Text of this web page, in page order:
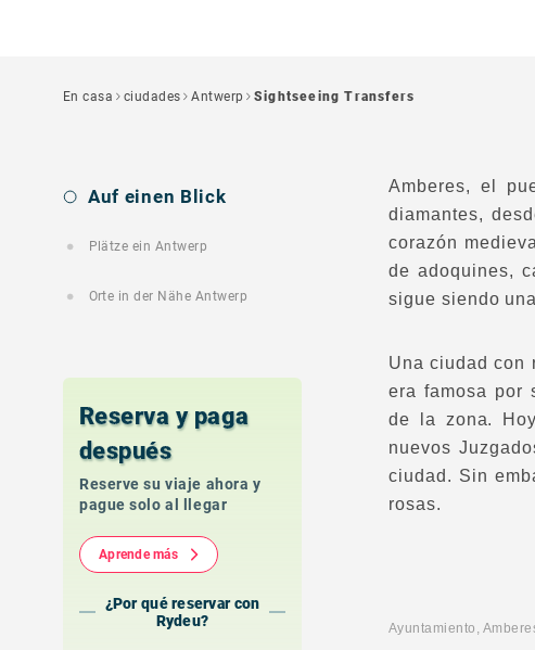
En casa ciudades Antwerp Sightseeing Transfers
Auf einen Blick
Plätze ein Antwerp
Orte in der Nähe Antwerp
Reserva y paga
después
Reserve su viaje ahora y
pague solo al llegar
Aprende más
¿Por qué reservar con
Rydeu?
Amberes, el
diamantes,
corazón
de adoquines,
sigue siendo
Una ciudad con
era famosa por
de la zona.
nuevos
ciudad. Sin
rosas.
Ayuntamiento,